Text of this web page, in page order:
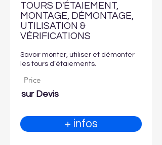
TOURS D'ÉTAIEMENT,
MONTAGE, DÉMONTAGE,
UTILISATION &
VÉRIFICATIONS
Savoir monter, utiliser et démonter
les tours d’étaiements.
Price
sur Devis
+ infos